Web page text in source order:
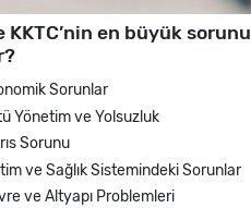
KKTC’nin en büyük sorunu
Sorunlar
Yönetim ve Yolsuzluk
Sorunu
ve Sağlık Sistemindeki Sorunlar
ve Altyapı Problemleri